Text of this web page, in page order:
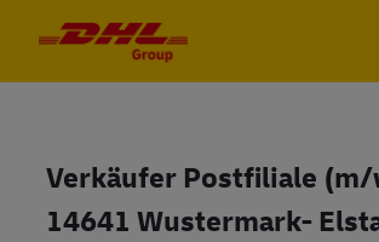
Verkäufer Postfiliale
14641 Wustermark-